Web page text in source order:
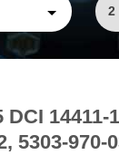
2
14411-
5303-970-